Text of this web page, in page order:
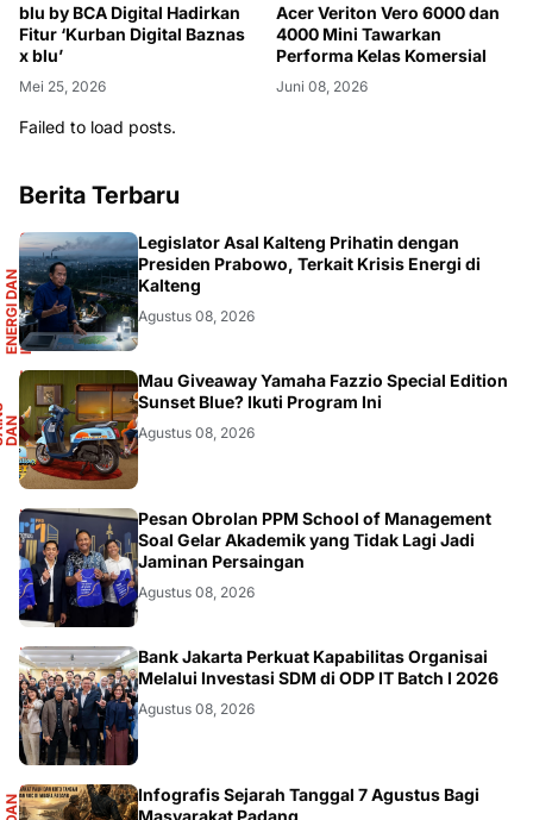
blu by BCA Digital Hadirkan
Fitur ‘Kurban Digital Baznas
x blu’
Mei 25, 2026
Acer Veriton Vero 6000 dan
4000 Mini Tawarkan
Performa Kelas Komersial
Juni 08, 2026
Failed to load posts.
Berita Terbaru
E
N
E
R
G
I
D
A
N
I
N
F
R
A
S
T
R
U
K
T
UR
Legislator Asal Kalteng Prihatin dengan
Presiden Prabowo, Terkait Krisis Energi di
Kalteng
Agustus 08, 2026
N
OF
Mau Giveaway Yamaha Fazzio Special Edition
Sunset Blue? Ikuti Program Ini
Agustus 08, 2026
DIKBUDRISTEK
Pesan Obrolan PPM School of Management
Soal Gelar Akademik yang Tidak Lagi Jadi
Jaminan Persaingan
Agustus 08, 2026
DIKBUDRISTEK
Bank Jakarta Perkuat Kapabilitas Organisai
Melalui Investasi SDM di ODP IT Batch I 2026
Agustus 08, 2026
Infografis Sejarah Tanggal 7 Agustus Bagi
Masyarakat Padang